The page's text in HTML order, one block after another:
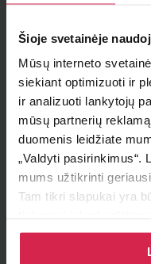
Šioje svetainėje
Mūsų interneto
siekiant optimizuoti ir
ir analizuoti lankytojų
mūsų partnerių
duomenis leidžiate
„Valdyti pasirinkimus“.
mums užtikrinti
Tam tikri slapukai yra
Daugiau informacijos
naudojame galite rasti
28,64 € Su PVM
23,67 € Be PVM